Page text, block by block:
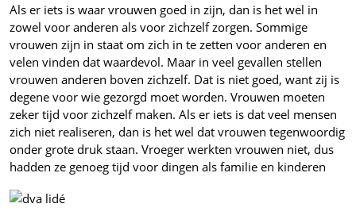
Als er iets is waar vrouwen goed in zijn, dan is het wel in
zowel voor anderen als voor zichzelf zorgen. Sommige
vrouwen zijn in staat om zich in te zetten voor anderen en
velen vinden dat waardevol. Maar in veel gevallen stellen
vrouwen anderen boven zichzelf. Dat is niet goed, want zij is
degene voor wie gezorgd moet worden. Vrouwen moeten
zeker tijd voor zichzelf maken. Als er iets is dat veel mensen
zich niet realiseren, dan is het wel dat vrouwen tegenwoordig
onder grote druk staan. Vroeger werkten vrouwen niet, dus
hadden ze genoeg tijd voor dingen als familie en kinderen